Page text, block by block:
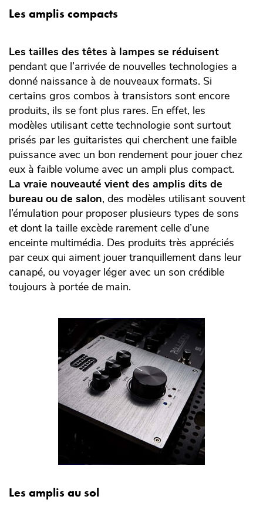
Les amplis compacts
Les tailles des têtes à lampes se réduisent
pendant que l’arrivée de nouvelles technologies a
donné naissance à de nouveaux formats. Si
certains gros combos à transistors sont encore
produits, ils se font plus rares. En effet, les
modèles utilisant cette technologie sont surtout
prisés par les guitaristes qui cherchent une faible
puissance avec un bon rendement pour jouer chez
eux à faible volume avec un ampli plus compact.
La vraie nouveauté vient des amplis dits de
bureau ou de salon, des modèles utilisant souvent
l’émulation pour proposer plusieurs types de sons
et dont la taille excède rarement celle d’une
enceinte multimédia. Des produits très appréciés
par ceux qui aiment jouer tranquillement dans leur
canapé, ou voyager léger avec un son crédible
toujours à portée de main.
Les amplis au sol